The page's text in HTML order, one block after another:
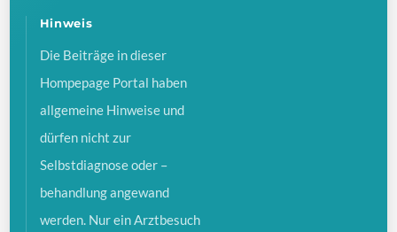
Hinweis
Die Beiträge in dieser
Hompepage Portal haben
allgemeine Hinweise und
dürfen nicht zur
Selbstdiagnose oder –
behandlung angewand
werden. Nur ein Arztbesuch